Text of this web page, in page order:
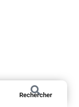
Rechercher